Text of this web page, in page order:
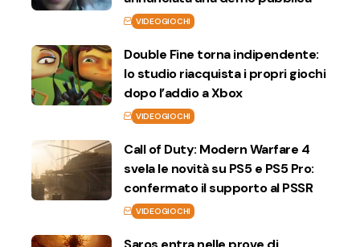
VIDEOGIOCHI
Double Fine torna indipendente:
lo studio riacquista i propri giochi
dopo l’addio a Xbox
VIDEOGIOCHI
Call of Duty: Modern Warfare 4
svela le novità su PS5 e PS5 Pro:
confermato il supporto al PSSR
VIDEOGIOCHI